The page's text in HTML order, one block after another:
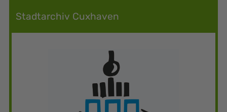
Stadtarchiv Cuxhaven